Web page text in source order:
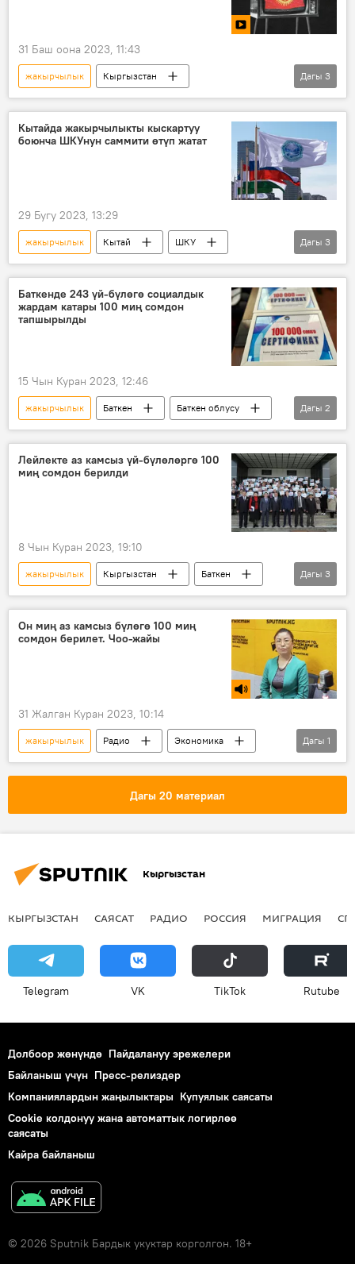
31 Баш оона 2023, 11:43
жакырчылык
Кыргызстан
эгемендүүлүк
майрам
Өнүгүү
Видео
Дагы 3
Кытайда жакырчылыкты кыскартуу
боюнча ШКУнун саммити өтүп жатат
29 Бугу 2023, 13:29
жакырчылык Кытай
ШКУ
форум
өнүктүрүү саммит
Дагы 3
Баткенде 243 үй-бүлөгө социалдык
жардам катары 100 миң сомдон
тапшырылды
15 Чын Куран 2023, 12:46
жакырчылык Баткен
Баткен облусу
колдоо
үй-бүлө
Дагы 2
Лейлекте аз камсыз үй-бүлөлөргө 100
миң сомдон берилди
8 Чын Куран 2023, 19:10
жакырчылык Кыргызстан
Баткен
Лейлек
колдоо үй-бүлө
Дагы 3
Он миң аз камсыз бүлөгө 100 миң
сомдон берилет. Чоо-жайы
31 Жалган Куран 2023, 10:14
жакырчылык Радио
Экономика
жардам
Дагы 1
Дагы 20 материал
Кыргызстан
КЫРГЫЗСТАН САЯСАТ РАДИО РОССИЯ МИГРАЦИЯ
Telegram VK ТikТоk Rutube
Долбоор жөнүндө Пайдалануу эрежелери
Байланыш үчүн Пресс-релиздер
Компаниялардын жаңылыктары Купуялык саясаты
Cookie колдонуу жана автоматтык логирлөө
саясаты
Кайра байланыш
© 2026 Sputnik Бардык укуктар корголгон. 18+